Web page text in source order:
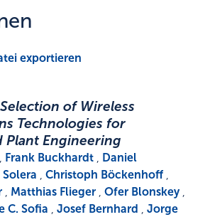
exportieren
of Wireless
Technologies for
Plant Engineering
, Frank Buckhardt , Daniel
,Christoph Böckenhoff ,
, Matthias Flieger ,Ofer Blonskey,
C. Sofia ,Josef Bernhard ,Jorge